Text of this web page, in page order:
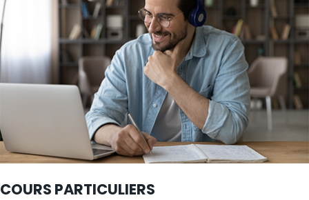
COURS PARTICULIERS